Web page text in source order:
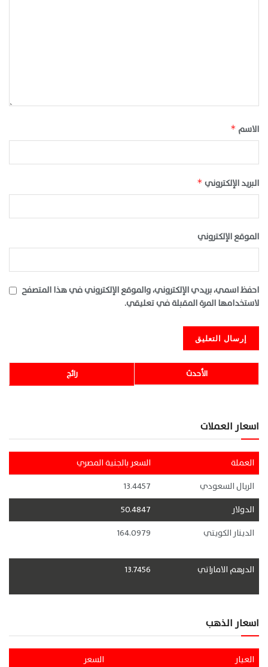
الاسم *
البريد الإلكتروني *
الموقع الإلكتروني
احفظ اسمي، بريدي الإلكتروني، والموقع الإلكتروني في هذا المتصفح
لاستخدامها المرة المقبلة في تعليقي.
رائج الأحدث
اسعار العملات
العملة
السعر بالجنية المصري
الريال السعودي
13.4457
الدولار
50.4847
الدينار الكويتي
164.0979
الدرهم الاماراتي 13.7456
اسعار الذهب
العيار
السعر